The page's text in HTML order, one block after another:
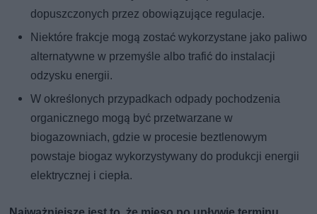
dopuszczonych przez obowiązujące regulacje.
Niektóre frakcje mogą zostać wykorzystane jako paliwo
alternatywne w przemyśle albo trafić do instalacji
odzysku energii.
W określonych przypadkach odpady pochodzenia
organicznego mogą być przetwarzane w
biogazowniach, gdzie w procesie beztlenowym
powstaje biogaz wykorzystywany do produkcji energii
elektrycznej i ciepła.